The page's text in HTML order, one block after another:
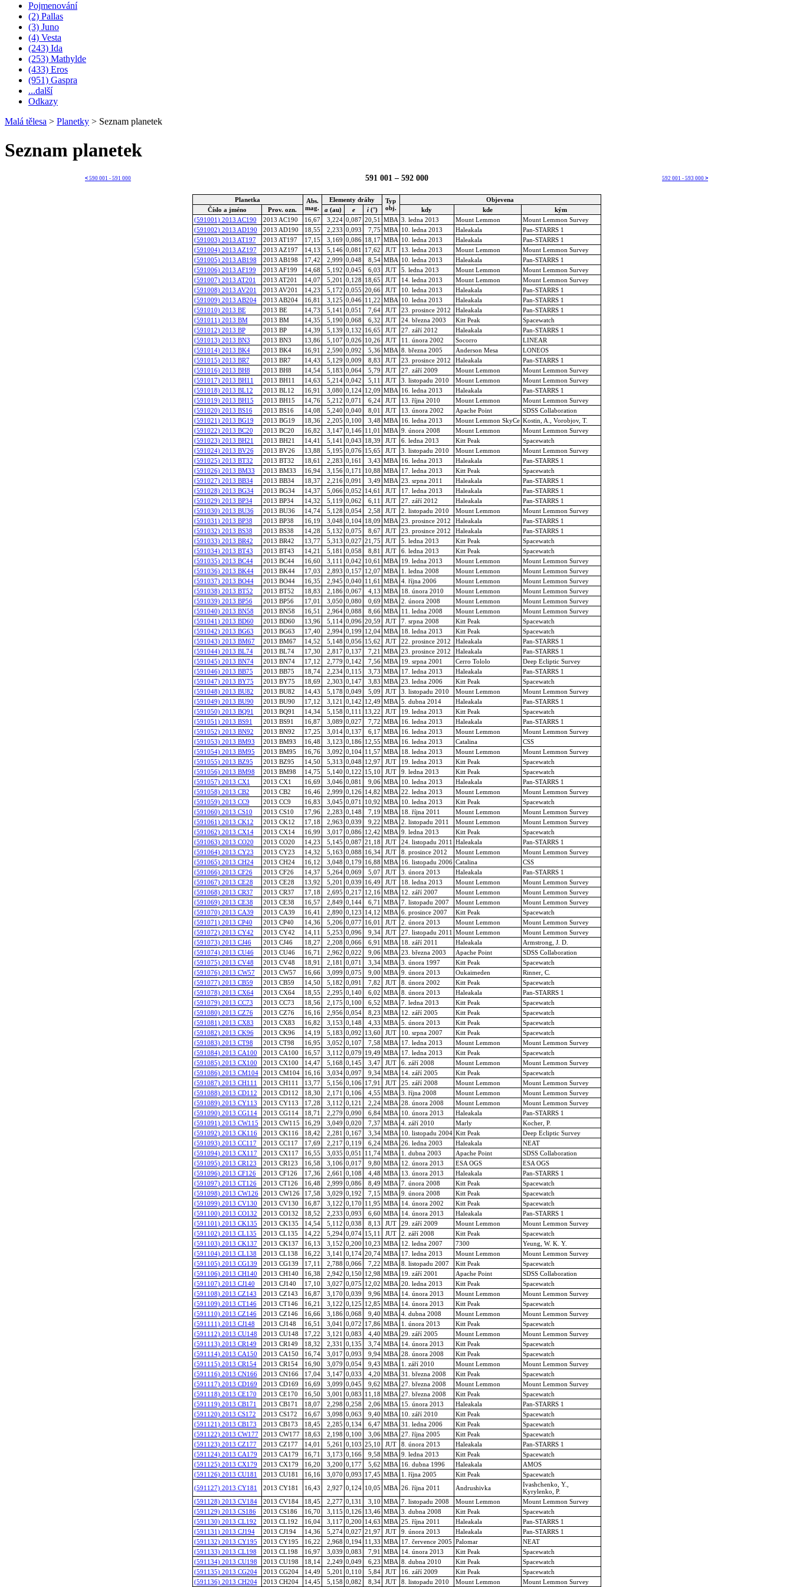
Pojmenování
(2) Pallas
(3) Juno
(4) Vesta
(243) Ida
(253) Mathylde
(433) Eros
(951) Gaspra
...další
Odkazy
Malá tělesa > Planetky > Seznam planetek
Seznam planetek
< 590 001 - 591 000 591 001 – 592 000 592 001 - 593 000 >
Planetka
Abs.
mag.
Elementy dráhy
Typ
obj.
Objevena
Číslo a jméno
Prov. ozn. a(au) e i (°) kdy kde
kým
(591001) 2013 AC190
2013 AC190 16,67 3,224 0,087 20,51 MBA 3. ledna 2013 Mount Lemmon
Mount Lemmon Survey
(591002) 2013 AD190
2013 AD190 18,55 2,233 0,093 7,75 MBA 10. ledna 2013 Haleakala
Pan-STARRS 1
(591003) 2013 AT197
2013 AT197 17,15 3,169 0,086 18,17 MBA 10. ledna 2013 Haleakala
Pan-STARRS 1
(591004) 2013 AZ197
2013 AZ197 14,13 5,146 0,081 17,62 JUT 13. ledna 2013 Mount Lemmon
Mount Lemmon Survey
(591005) 2013 AB198
2013 AB198 17,42 2,999 0,048 8,54 MBA 10. ledna 2013 Haleakala
Pan-STARRS 1
(591006) 2013 AF199
2013 AF199 14,68 5,192 0,045 6,03 JUT 5. ledna 2013 Mount Lemmon
Mount Lemmon Survey
(591007) 2013 AT201
2013 AT201 14,07 5,201 0,128 18,65 JUT 14. ledna 2013 Mount Lemmon
Mount Lemmon Survey
(591008) 2013 AV201
2013 AV201 14,23 5,172 0,055 20,66 JUT 10. ledna 2013 Haleakala
Pan-STARRS 1
(591009) 2013 AB204
2013 AB204 16,81 3,125 0,046 11,22 MBA 10. ledna 2013 Haleakala
Pan-STARRS 1
(591010) 2013 BE
2013 BE 14,73 5,141 0,051 7,64 JUT 23. prosince 2012 Haleakala
Pan-STARRS 1
(591011) 2013 BM
2013 BM 14,35 5,190 0,068 6,32 JUT 24. března 2003 Kitt Peak
Spacewatch
(591012) 2013 BP
2013 BP 14,39 5,139 0,132 16,65 JUT 27. září 2012 Haleakala
Pan-STARRS 1
(591013) 2013 BN3
2013 BN3 13,86 5,107 0,026 10,26 JUT 11. února 2002 Socorro
LINEAR
(591014) 2013 BK4
2013 BK4 16,91 2,590 0,092 5,36 MBA 8. března 2005 Anderson Mesa
LONEOS
(591015) 2013 BR7
2013 BR7 14,43 5,129 0,009 8,83 JUT 23. prosince 2012 Haleakala
Pan-STARRS 1
(591016) 2013 BH8
2013 BH8 14,54 5,183 0,064 5,79 JUT 27. září 2009 Mount Lemmon
Mount Lemmon Survey
(591017) 2013 BH11
2013 BH11 14,63 5,214 0,042 5,11 JUT 3. listopadu 2010 Mount Lemmon
Mount Lemmon Survey
(591018) 2013 BL12
2013 BL12 16,91 3,080 0,124 12,09 MBA 16. ledna 2013 Haleakala
Pan-STARRS 1
(591019) 2013 BH15
2013 BH15 14,76 5,212 0,071 6,24 JUT 13. října 2010 Mount Lemmon
Mount Lemmon Survey
(591020) 2013 BS16
2013 BS16 14,08 5,240 0,040 8,01 JUT 13. února 2002 Apache Point
SDSS Collaboration
(591021) 2013 BG19
2013 BG19 18,36 2,205 0,100 3,48 MBA 16. ledna 2013 Mount Lemmon SkyCe Kostin, A., Vorobjov, T.
(591022) 2013 BC20
2013 BC20 16,82 3,147 0,146 11,01 MBA 9. února 2008 Mount Lemmon
Mount Lemmon Survey
(591023) 2013 BH21
2013 BH21 14,41 5,141 0,043 18,39 JUT 6. ledna 2013 Kitt Peak
Spacewatch
(591024) 2013 BV26
2013 BV26 13,88 5,195 0,076 15,65 JUT 3. listopadu 2010 Mount Lemmon
Mount Lemmon Survey
(591025) 2013 BT32
2013 BT32 18,61 2,283 0,161 3,43 MBA 16. ledna 2013 Haleakala
Pan-STARRS 1
(591026) 2013 BM33
2013 BM33 16,94 3,156 0,171 10,88 MBA 17. ledna 2013 Kitt Peak
Spacewatch
(591027) 2013 BB34
2013 BB34 18,37 2,216 0,091 3,49 MBA 23. srpna 2011 Haleakala
Pan-STARRS 1
(591028) 2013 BG34
2013 BG34 14,37 5,066 0,052 14,61 JUT 17. ledna 2013 Haleakala
Pan-STARRS 1
(591029) 2013 BP34
2013 BP34 14,32 5,119 0,062 6,11 JUT 27. září 2012 Haleakala
Pan-STARRS 1
(591030) 2013 BU36
2013 BU36 14,74 5,128 0,054 2,58 JUT 2. listopadu 2010 Mount Lemmon
Mount Lemmon Survey
(591031) 2013 BP38
2013 BP38 16,19 3,048 0,104 18,09 MBA 23. prosince 2012 Haleakala
Pan-STARRS 1
(591032) 2013 BS38
2013 BS38 14,28 5,132 0,075 8,67 JUT 23. prosince 2012 Haleakala
Pan-STARRS 1
(591033) 2013 BR42
2013 BR42 13,77 5,313 0,027 21,75 JUT 5. ledna 2013 Kitt Peak
Spacewatch
(591034) 2013 BT43
2013 BT43 14,21 5,181 0,058 8,81 JUT 6. ledna 2013 Kitt Peak
Spacewatch
(591035) 2013 BC44
2013 BC44 16,60 3,111 0,042 10,61 MBA 19. ledna 2013 Mount Lemmon
Mount Lemmon Survey
(591036) 2013 BK44
2013 BK44 17,03 2,893 0,157 12,07 MBA 1. ledna 2008 Mount Lemmon
Mount Lemmon Survey
(591037) 2013 BO44
2013 BO44 16,35 2,945 0,040 11,61 MBA 4. října 2006 Mount Lemmon
Mount Lemmon Survey
(591038) 2013 BT52
2013 BT52 18,83 2,186 0,067 4,13 MBA 18. února 2010 Mount Lemmon
Mount Lemmon Survey
(591039) 2013 BP56
2013 BP56 17,01 3,050 0,080 0,69 MBA 2. února 2008 Mount Lemmon
Mount Lemmon Survey
(591040) 2013 BN58
2013 BN58 16,51 2,964 0,088 8,66 MBA 11. ledna 2008 Mount Lemmon
Mount Lemmon Survey
(591041) 2013 BD60
2013 BD60 13,96 5,114 0,096 20,59 JUT 7. srpna 2008 Kitt Peak
Spacewatch
(591042) 2013 BG63
2013 BG63 17,40 2,994 0,199 12,04 MBA 18. ledna 2013 Kitt Peak
Spacewatch
(591043) 2013 BM67
2013 BM67 14,52 5,148 0,056 15,62 JUT 22. prosince 2012 Haleakala
Pan-STARRS 1
(591044) 2013 BL74
2013 BL74 17,30 2,817 0,137 7,21 MBA 23. prosince 2012 Haleakala
Pan-STARRS 1
(591045) 2013 BN74
2013 BN74 17,12 2,779 0,142 7,56 MBA 19. srpna 2001 Cerro Tololo
Deep Ecliptic Survey
(591046) 2013 BB75
2013 BB75 18,74 2,234 0,115 3,73 MBA 17. ledna 2013 Haleakala
Pan-STARRS 1
(591047) 2013 BY75
2013 BY75 18,69 2,303 0,147 3,83 MBA 23. ledna 2006 Kitt Peak
Spacewatch
(591048) 2013 BU82
2013 BU82 14,43 5,178 0,049 5,09 JUT 3. listopadu 2010 Mount Lemmon
Mount Lemmon Survey
(591049) 2013 BU90
2013 BU90 17,12 3,121 0,142 12,49 MBA 5. dubna 2014 Haleakala
Pan-STARRS 1
(591050) 2013 BQ91
2013 BQ91 14,34 5,158 0,111 13,22 JUT 19. ledna 2013 Kitt Peak
Spacewatch
(591051) 2013 BS91
2013 BS91 16,87 3,089 0,027 7,72 MBA 16. ledna 2013 Haleakala
Pan-STARRS 1
(591052) 2013 BN92
2013 BN92 17,25 3,014 0,137 6,17 MBA 16. ledna 2013 Mount Lemmon
Mount Lemmon Survey
(591053) 2013 BM93
2013 BM93 16,48 3,123 0,186 12,55 MBA 16. ledna 2013 Catalina
CSS
(591054) 2013 BM95
2013 BM95 16,76 3,092 0,104 11,57 MBA 18. ledna 2013 Mount Lemmon
Mount Lemmon Survey
(591055) 2013 BZ95
2013 BZ95 14,50 5,313 0,048 12,97 JUT 19. ledna 2013 Kitt Peak
Spacewatch
(591056) 2013 BM98
2013 BM98 14,75 5,140 0,122 15,10 JUT 9. ledna 2013 Kitt Peak
Spacewatch
(591057) 2013 CX1
2013 CX1 16,69 3,046 0,081 9,06 MBA 10. ledna 2013 Haleakala
Pan-STARRS 1
(591058) 2013 CB2
2013 CB2 16,46 2,999 0,126 14,82 MBA 22. ledna 2013 Mount Lemmon
Mount Lemmon Survey
(591059) 2013 CC9
2013 CC9 16,83 3,045 0,071 10,92 MBA 10. ledna 2013 Kitt Peak
Spacewatch
(591060) 2013 CS10
2013 CS10 17,96 2,283 0,148 7,19 MBA 18. října 2011 Mount Lemmon
Mount Lemmon Survey
(591061) 2013 CK12
2013 CK12 17,18 2,963 0,039 9,22 MBA 2. listopadu 2011 Mount Lemmon
Mount Lemmon Survey
(591062) 2013 CX14
2013 CX14 16,99 3,017 0,086 12,42 MBA 9. ledna 2013 Kitt Peak
Spacewatch
(591063) 2013 CO20
2013 CO20 14,23 5,145 0,087 21,18 JUT 24. listopadu 2011 Haleakala
Pan-STARRS 1
(591064) 2013 CY23
2013 CY23 14,32 5,163 0,088 16,34 JUT 8. prosince 2012 Mount Lemmon
Mount Lemmon Survey
(591065) 2013 CH24
2013 CH24 16,12 3,048 0,179 16,88 MBA 16. listopadu 2006 Catalina
CSS
(591066) 2013 CF26
2013 CF26 14,37 5,264 0,069 5,07 JUT 3. února 2013 Haleakala
Pan-STARRS 1
(591067) 2013 CE28
2013 CE28 13,92 5,201 0,039 16,49 JUT 18. ledna 2013 Mount Lemmon
Mount Lemmon Survey
(591068) 2013 CR37
2013 CR37 17,18 2,695 0,217 12,16 MBA 12. září 2007 Mount Lemmon
Mount Lemmon Survey
(591069) 2013 CE38
2013 CE38 16,57 2,849 0,144 6,71 MBA 7. listopadu 2007 Mount Lemmon
Mount Lemmon Survey
(591070) 2013 CA39
2013 CA39 16,41 2,890 0,123 14,12 MBA 6. prosince 2007 Kitt Peak
Spacewatch
(591071) 2013 CP40
2013 CP40 14,36 5,206 0,077 16,01 JUT 2. února 2013 Mount Lemmon
Mount Lemmon Survey
(591072) 2013 CY42
2013 CY42 14,11 5,253 0,096 9,34 JUT 27. listopadu 2011 Mount Lemmon
Mount Lemmon Survey
(591073) 2013 CJ46
2013 CJ46 18,27 2,208 0,066 6,91 MBA 18. září 2011 Haleakala
Armstrong, J. D.
(591074) 2013 CU46
2013 CU46 16,71 2,962 0,022 9,06 MBA 23. března 2003 Apache Point
SDSS Collaboration
(591075) 2013 CV48
2013 CV48 18,91 2,181 0,071 3,34 MBA 3. února 1997 Kitt Peak
Spacewatch
(591076) 2013 CW57
2013 CW57 16,66 3,099 0,075 9,00 MBA 9. února 2013 Oukaimeden
Rinner, C.
(591077) 2013 CB59
2013 CB59 14,50 5,182 0,091 7,82 JUT 8. února 2002 Kitt Peak
Spacewatch
(591078) 2013 CX64
2013 CX64 18,55 2,295 0,140 6,02 MBA 8. února 2013 Haleakala
Pan-STARRS 1
(591079) 2013 CC73
2013 CC73 18,56 2,175 0,100 6,52 MBA 7. ledna 2013 Kitt Peak
Spacewatch
(591080) 2013 CZ76
2013 CZ76 16,16 2,956 0,054 8,23 MBA 12. září 2005 Kitt Peak
Spacewatch
(591081) 2013 CX83
2013 CX83 16,82 3,153 0,148 4,33 MBA 5. února 2013 Kitt Peak
Spacewatch
(591082) 2013 CK96
2013 CK96 14,19 5,183 0,092 13,60 JUT 10. srpna 2007 Kitt Peak
Spacewatch
(591083) 2013 CT98
2013 CT98 16,95 3,052 0,107 7,58 MBA 17. ledna 2013 Mount Lemmon
Mount Lemmon Survey
(591084) 2013 CA100
2013 CA100 16,57 3,112 0,079 19,49 MBA 17. ledna 2013 Kitt Peak
Spacewatch
(591085) 2013 CX100
2013 CX100 14,47 5,168 0,145 3,47 JUT 6. září 2008 Mount Lemmon
Mount Lemmon Survey
(591086) 2013 CM104
2013 CM104 16,16 3,034 0,097 9,34 MBA 14. září 2005 Kitt Peak
Spacewatch
(591087) 2013 CH111
2013 CH111 13,77 5,156 0,106 17,91 JUT 25. září 2008 Mount Lemmon
Mount Lemmon Survey
(591088) 2013 CD112
2013 CD112 18,30 2,171 0,106 4,55 MBA 3. října 2008 Mount Lemmon
Mount Lemmon Survey
(591089) 2013 CY113
2013 CY113 17,28 3,112 0,121 2,24 MBA 28. února 2008 Mount Lemmon
Mount Lemmon Survey
(591090) 2013 CG114
2013 CG114 18,71 2,279 0,090 6,84 MBA 10. února 2013 Haleakala
Pan-STARRS 1
(591091) 2013 CW115
2013 CW115 16,29 3,049 0,020 7,37 MBA 4. září 2010 Marly
Kocher, P.
(591092) 2013 CK116
2013 CK116 18,42 2,281 0,167 3,34 MBA 10. listopadu 2004 Kitt Peak
Deep Ecliptic Survey
(591093) 2013 CC117
2013 CC117 17,69 2,217 0,119 6,24 MBA 26. ledna 2003 Haleakala
NEAT
(591094) 2013 CX117
2013 CX117 16,55 3,035 0,051 11,74 MBA 1. dubna 2003 Apache Point
SDSS Collaboration
(591095) 2013 CR123
2013 CR123 16,58 3,106 0,017 9,80 MBA 12. února 2013 ESA OGS
ESA OGS
(591096) 2013 CF126
2013 CF126 17,36 2,661 0,108 4,48 MBA 13. února 2013 Haleakala
Pan-STARRS 1
(591097) 2013 CT126
2013 CT126 16,48 2,999 0,086 8,49 MBA 7. února 2008 Kitt Peak
Spacewatch
(591098) 2013 CW126
2013 CW126 17,58 3,029 0,192 7,15 MBA 9. února 2008 Kitt Peak
Spacewatch
(591099) 2013 CV130
2013 CV130 16,87 3,122 0,170 11,95 MBA 14. února 2002 Kitt Peak
Spacewatch
(591100) 2013 CO132
2013 CO132 18,52 2,233 0,093 6,60 MBA 14. února 2013 Haleakala
Pan-STARRS 1
(591101) 2013 CK135
2013 CK135 14,54 5,112 0,038 8,13 JUT 29. září 2009 Mount Lemmon
Mount Lemmon Survey
(591102) 2013 CL135
2013 CL135 14,22 5,294 0,074 15,11 JUT 2. září 2008 Kitt Peak
Spacewatch
(591103) 2013 CK137
2013 CK137 16,13 3,152 0,200 10,23 MBA 12. ledna 2007 7300
Yeung, W. K. Y.
(591104) 2013 CL138
2013 CL138 16,22 3,141 0,174 20,74 MBA 17. ledna 2013 Mount Lemmon
Mount Lemmon Survey
(591105) 2013 CG139
2013 CG139 17,11 2,788 0,066 7,22 MBA 8. listopadu 2007 Kitt Peak
Spacewatch
(591106) 2013 CH140
2013 CH140 16,38 2,942 0,150 12,98 MBA 19. září 2001 Apache Point
SDSS Collaboration
(591107) 2013 CJ140
2013 CJ140 17,10 3,027 0,075 12,02 MBA 20. ledna 2013 Kitt Peak
Spacewatch
(591108) 2013 CZ143
2013 CZ143 16,87 3,170 0,039 9,96 MBA 14. února 2013 Mount Lemmon
Mount Lemmon Survey
(591109) 2013 CT146
2013 CT146 16,21 3,122 0,125 12,85 MBA 14. února 2013 Kitt Peak
Spacewatch
(591110) 2013 CZ146
2013 CZ146 16,66 3,186 0,068 9,40 MBA 4. dubna 2008 Mount Lemmon
Mount Lemmon Survey
(591111) 2013 CJ148
2013 CJ148 16,51 3,041 0,072 17,86 MBA 1. února 2013 Kitt Peak
Spacewatch
(591112) 2013 CU148
2013 CU148 17,22 3,121 0,083 4,40 MBA 29. září 2005 Mount Lemmon
Mount Lemmon Survey
(591113) 2013 CR149
2013 CR149 18,32 2,331 0,135 3,74 MBA 14. února 2013 Kitt Peak
Spacewatch
(591114) 2013 CA150
2013 CA150 16,74 3,017 0,093 9,94 MBA 28. února 2008 Kitt Peak
Spacewatch
(591115) 2013 CR154
2013 CR154 16,90 3,079 0,054 9,43 MBA 1. září 2010 Mount Lemmon
Mount Lemmon Survey
(591116) 2013 CN166
2013 CN166 17,04 3,147 0,033 4,20 MBA 31. března 2008 Kitt Peak
Spacewatch
(591117) 2013 CD169
2013 CD169 16,69 3,099 0,045 9,62 MBA 27. března 2008 Mount Lemmon
Mount Lemmon Survey
(591118) 2013 CE170
2013 CE170 16,50 3,001 0,083 11,18 MBA 27. března 2008 Kitt Peak
Spacewatch
(591119) 2013 CB171
2013 CB171 18,07 2,298 0,258 2,06 MBA 15. února 2013 Haleakala
Pan-STARRS 1
(591120) 2013 CS172
2013 CS172 16,67 3,098 0,063 9,40 MBA 10. září 2010 Kitt Peak
Spacewatch
(591121) 2013 CB173
2013 CB173 18,45 2,285 0,134 6,47 MBA 31. ledna 2006 Kitt Peak
Spacewatch
(591122) 2013 CW177
2013 CW177 18,63 2,198 0,100 3,06 MBA 27. října 2005 Kitt Peak
Spacewatch
(591123) 2013 CZ177
2013 CZ177 14,01 5,261 0,103 25,10 JUT 8. února 2013 Haleakala
Pan-STARRS 1
(591124) 2013 CA179
2013 CA179 16,71 3,173 0,166 9,58 MBA 9. ledna 2013 Kitt Peak
Spacewatch
(591125) 2013 CX179
2013 CX179 16,20 3,200 0,177 5,62 MBA 16. dubna 1996 Haleakala
AMOS
(591126) 2013 CU181
2013 CU181 16,16 3,070 0,093 17,45 MBA 1. října 2005 Kitt Peak
Spacewatch
(591127) 2013 CY181
2013 CY181 16,43 2,927 0,124 10,05 MBA 26. října 2011 Andrushivka
Ivashchenko, Y.,
Kyrylenko, P.
(591128) 2013 CV184
2013 CV184 18,45 2,277 0,131 3,10 MBA 7. listopadu 2008 Mount Lemmon
Mount Lemmon Survey
(591129) 2013 CS186
2013 CS186 16,70 3,115 0,126 13,46 MBA 3. dubna 2008 Kitt Peak
Spacewatch
(591130) 2013 CL192
2013 CL192 16,04 3,117 0,200 14,63 MBA 25. října 2011 Haleakala
Pan-STARRS 1
(591131) 2013 CJ194
2013 CJ194 14,36 5,274 0,027 21,97 JUT 9. února 2013 Haleakala
Pan-STARRS 1
(591132) 2013 CY195
2013 CY195 16,22 2,968 0,194 11,33 MBA 17. července 2005 Palomar
NEAT
(591133) 2013 CL198
2013 CL198 16,97 3,039 0,083 7,91 MBA 14. února 2013 Kitt Peak
Spacewatch
(591134) 2013 CU198
2013 CU198 18,14 2,249 0,049 6,23 MBA 8. dubna 2010 Kitt Peak
Spacewatch
(591135) 2013 CG204
2013 CG204 14,49 5,201 0,110 5,84 JUT 16. září 2009 Kitt Peak
Spacewatch
(591136) 2013 CH204
2013 CH204 14,45 5,158 0,082 8,34 JUT 8. listopadu 2010 Mount Lemmon Mount Lemmon Survey